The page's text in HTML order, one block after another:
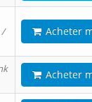
/
Acheter
Acheter